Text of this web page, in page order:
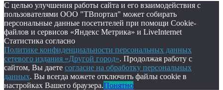
С целью улучшения работы сайта и его взаимодействия с
пользователями ООО "ТВпортал" может собирать
персональные данные посетителей при помощи Cookie-
файлов и сервисов «Яндекс Метрика» и LiveInternet
Статистика согласно
Политике конфиденциальности персональных данных
сетевого издания «Другой город». Продолжая работу с
сайтом, Вы даете согласие на обработку персональных
данных. Вы всегда можете отключить файлы cookie в
настройках Вашего браузера.Понятно